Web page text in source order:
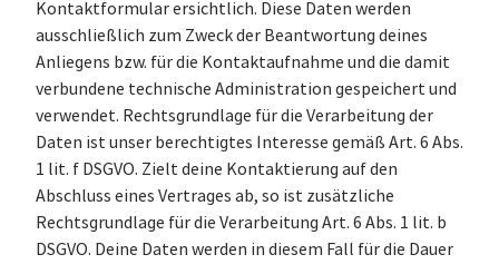
Kontaktformular ersichtlich. Diese Daten werden
ausschließlich zum Zweck der Beantwortung deines
Anliegens bzw. für die Kontaktaufnahme und die damit
verbundene technische Administration gespeichert und
verwendet. Rechtsgrundlage für die Verarbeitung der
Daten ist unser berechtigtes Interesse gemäß Art. 6 Abs.
1 lit. f DSGVO. Zielt deine Kontaktierung auf den
Abschluss eines Vertrages ab, so ist zusätzliche
Rechtsgrundlage für die Verarbeitung Art. 6 Abs. 1 lit. b
DSGVO. Deine Daten werden in diesem Fall für die Dauer